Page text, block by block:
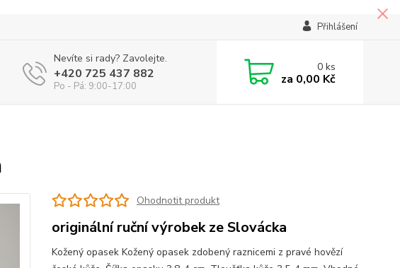
Přihlášení
Nevíte si rady? Zavolejte.
+420 725 437 882
Po - Pá: 9:00-17:00
0ks
za 0,00 Kč
Ohodnotit produkt
originální ruční výrobek ze Slovácka
Kožený opasek Kožený opasek zdobený raznicemi z pravé hovězí